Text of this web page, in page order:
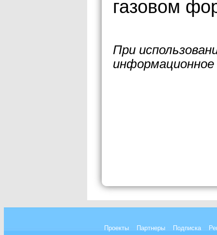
газовом
При
Проекты Партнеры Подписка